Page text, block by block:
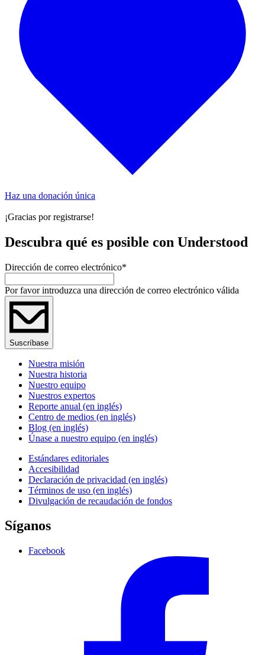
Haz una donación única
¡Gracias por registrarse!
Descubra qué es posible con Understood
Dirección de correo electrónico*
Por favor introduzca una dirección de correo electrónico válida
Suscríbase
Nuestra misión
Nuestra historia
Nuestro equipo
Nuestros expertos
Reporte anual (en inglés)
Centro de medios (en inglés)
Blog (en inglés)
Únase a nuestro equipo (en inglés)
Estándares editoriales
Accesibilidad
Declaración de privacidad (en inglés)
Términos de uso (en inglés)
Divulgación de recaudación de fondos
Síganos
Facebook